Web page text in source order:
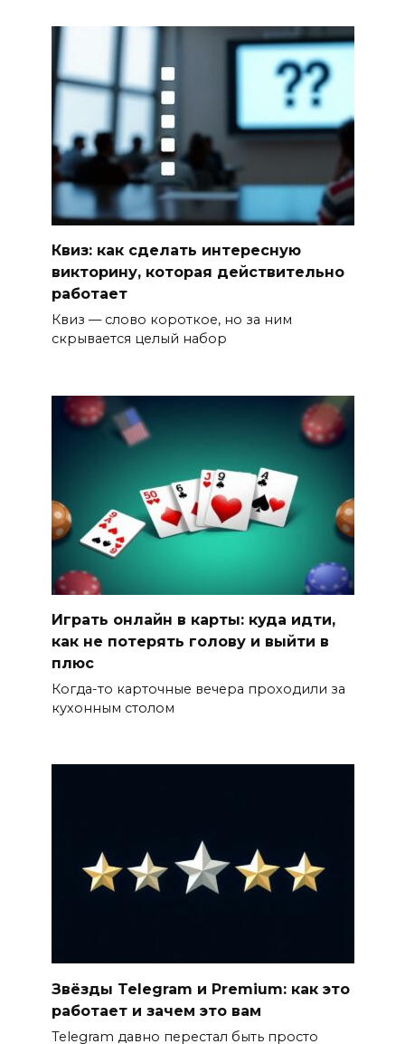
Квиз: как сделать интересную
викторину, которая действительно
работает
Квиз — слово короткое, но за ним
скрывается целый набор
Играть онлайн в карты: куда идти,
как не потерять голову и выйти в
плюс
Когда-то карточные вечера проходили за
кухонным столом
Звёзды Telegram и Premium: как это
работает и зачем это вам
Telegram давно перестал быть просто